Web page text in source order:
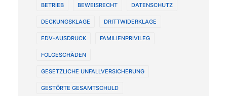
BETRIEB BEWEISRECHT DATENSCHUTZ
DECKUNGSKLAGE DRITTWIDERKLAGE
EDV-AUSDRUCK FAMILIENPRIVILEG
FOLGESCHÄDEN
GESETZLICHE UNFALLVERSICHERUNG
GESTÖRTE GESAMTSCHULD